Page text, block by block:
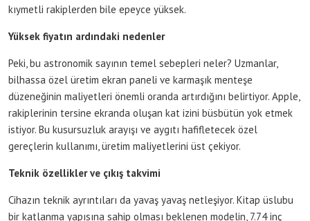
kıymetli rakiplerden bile epeyce yüksek.
Yüksek fiyatın ardındaki nedenler
Peki, bu astronomik sayının temel sebepleri neler? Uzmanlar,
bilhassa özel üretim ekran paneli ve karmaşık menteşe
düzeneğinin maliyetleri önemli oranda artırdığını belirtiyor. Apple,
rakiplerinin tersine ekranda oluşan kat izini büsbütün yok etmek
istiyor. Bu kusursuzluk arayışı ve aygıtı hafifletecek özel
gereçlerin kullanımı, üretim maliyetlerini üst çekiyor.
Teknik özellikler ve çıkış takvimi
Cihazın teknik ayrıntıları da yavaş yavaş netleşiyor. Kitap üslubu
bir katlanma yapısına sahip olması beklenen modelin, 7.74 inç